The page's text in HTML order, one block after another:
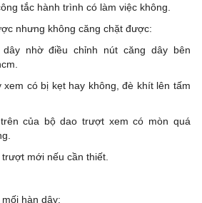
tắc hành trình có làm việc không.
nhưng không căng chặt được:
nhờ điều chỉnh nút căng dây bên
xem có bị kẹt hay không, đè khít lên tấm
của bộ dao trượt xem có mòn quá
mới nếu cần thiết.
hàn dây: